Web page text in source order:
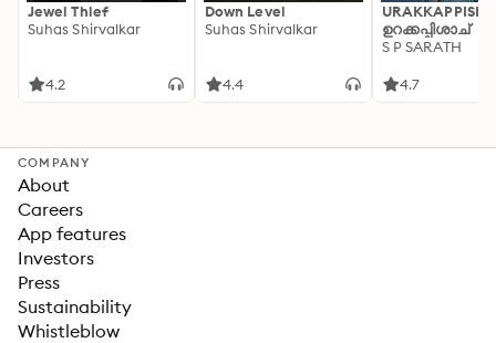
Jewel Thief
Suhas Shirvalkar
4.2
Down Level
Suhas Shirvalkar
4.4
ഉറക്കപ്പിശാച്
S P SARATH
4.7
COMPANY
About
Careers
App features
Investors
Press
Sustainability
Whistleblow